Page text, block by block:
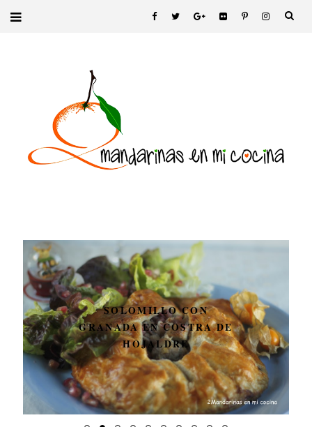
SOLOMILLO CON
GRANADA EN COSTRA DE
HOJALDRE